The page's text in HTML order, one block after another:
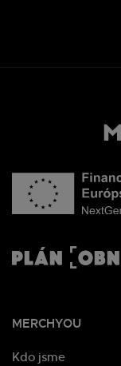
MERCHYOU
Kdo jsme